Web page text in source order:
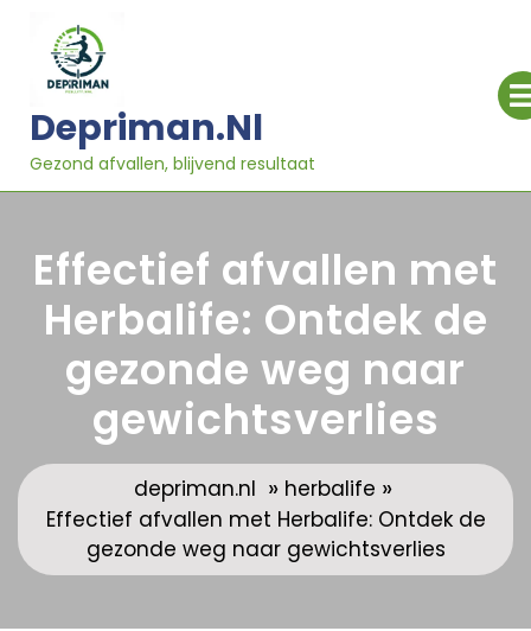
inhoud
Depriman.nl
Gezond afvallen, blijvend resultaat
Effectief afvallen met
Herbalife: Ontdek de
gezonde weg naar
gewichtsverlies
depriman.nl » herbalife »
Effectief afvallen met Herbalife: Ontdek de
gezonde weg naar gewichtsverlies